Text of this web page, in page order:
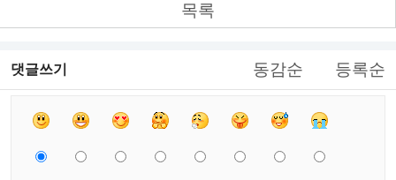
목록
댓글쓰기 동감순 등록순